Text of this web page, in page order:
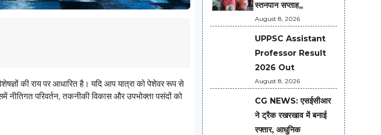
की राय पर आधारित है। यदि आप यात्रा को पेशेवर रूप से
नीतिगत परिवर्तन, तकनीकी विकास और उपभोक्ता पसंदों को
स्तनपान सप्ताह,,
August 8, 2026
UPPSC Assistant
Professor Result
2026 Out
August 8, 2026
CG NEWS: एसईसीआर
ने ट्रैक रखरखाव में बनाई
रफ्तार, आधुनिक